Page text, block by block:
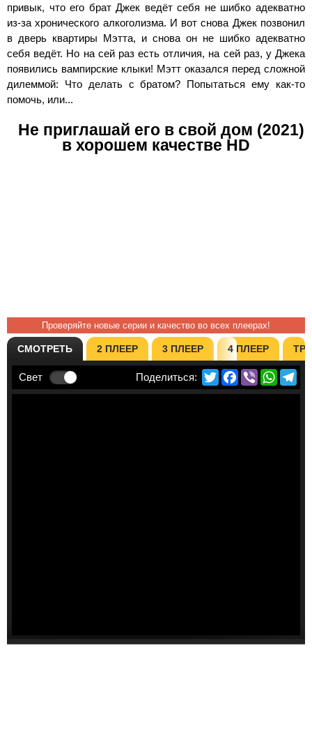
привык, что его брат Джек ведёт себя не шибко адекватно
из-за хронического алкоголизма. И вот снова Джек позвонил
в дверь квартиры Мэтта, и снова он не шибко адекватно
себя ведёт. Но на сей раз есть отличия, на сей раз, у Джека
появились вампирские клыки! Мэтт оказался перед сложной
дилеммой: Что делать с братом? Попытаться ему как-то
помочь, или...
Не приглашай его в свой дом (2021)
в хорошем качестве HD
Проверяйте новые серии и качество во всех плеерах!
СМОТРЕТЬ 2 ПЛЕЕР 3 ПЛЕЕР 4 ПЛЕЕР
Свет TwitterFacebook
Viber